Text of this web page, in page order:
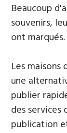
Beaucoup
souvenirs,
ont marqués.
Les
une
publier
des services
publication